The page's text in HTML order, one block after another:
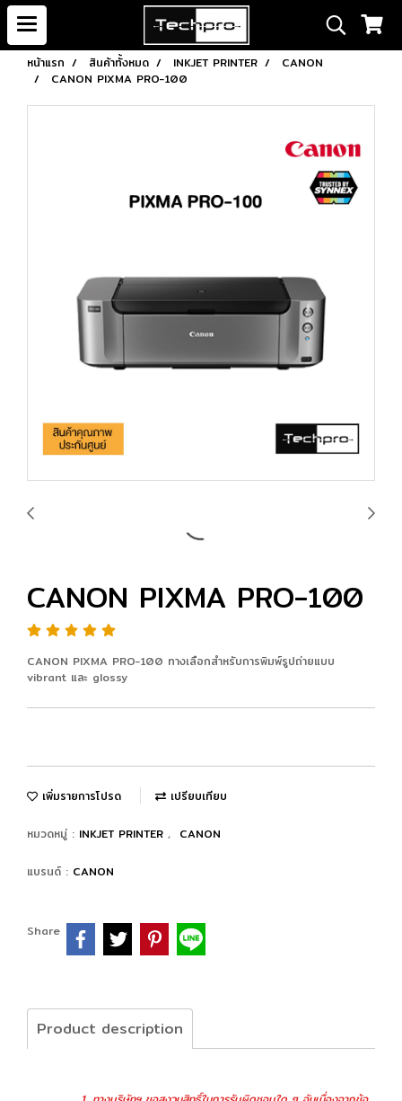
หน้าแรก สินค้าทั้งหมด INKJET PRINTER
CANON
CANON PIXMA PRO-100
CANON PIXMA PRO-100
CANON PIXMA PRO-100 ทางเลือกสำหรับการพิมพ์รูปถ่ายแบบ
vibrant และ glossy
เพิ่มรายการโปรด เปรียบเทียบ
หมวดหมู่ : INKJET PRINTER , CANON
แบรนด์ : CANON
Share
Product description